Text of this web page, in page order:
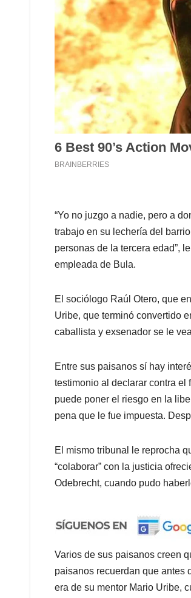
“Yo no juzgo a nadie, pero a
trabajo en su lechería del
personas de la tercera edad”,
empleada de Bula.
El sociólogo Raúl Otero, que
Uribe, que terminó convertido
caballista y exsenador se le
Entre sus paisanos sí hay
testimonio al declarar contra el
puede poner el riesgo en la
pena que le fue impuesta.
El mismo tribunal le reprocha
“colaborar” con la justicia
Odebrecht, cuando pudo
Varios de sus paisanos creen
paisanos recuerdan que antes
era de su mentor Mario Uribe,